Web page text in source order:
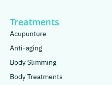
Treatments
Acupunture
Anti-aging
Body Slimming
Body Treatments